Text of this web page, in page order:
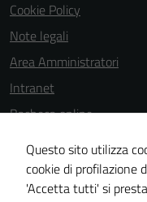
Cookie Policy
Note legali
Area Amministratori
Intranet
Bacheca online
Dichiarazione di
Dichiarazione di
conformità
Questo sito utilizza
cookie di profilazione
'Accetta tutti' si